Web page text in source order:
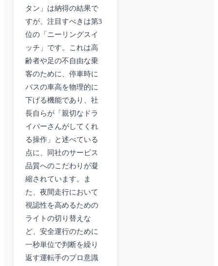
タン」は納得の結果で
すが、注目すべきは第3
位の「ニーリングスイ
ッチ」です。これは高
齢者や足の不自由な乗
客のために、停車時に
バスの車高を物理的に
下げる機能であり、社
長自らが「親切なドラ
イバーさんがしてくれ
る操作」と述べている
点に、同社のサービス
品質へのこだわりが凝
縮されています。ま
た、夜間走行において
視認性を高めるための
ライトの切り替えな
ど、安全運行のために
一秒単位で判断を繰り
返す運転手のプロ意識